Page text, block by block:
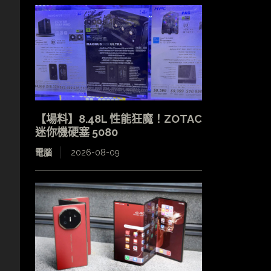
【場料】8.48L 性能狂魔！ZOTAC
迷你機硬塞 5080
電腦 2026-08-09